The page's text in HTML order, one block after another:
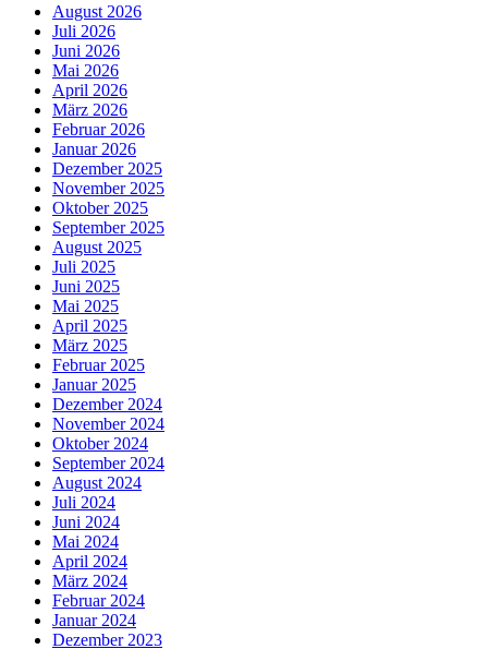
August 2026
Juli 2026
Juni 2026
Mai 2026
April 2026
März 2026
Februar 2026
Januar 2026
Dezember 2025
November 2025
Oktober 2025
September 2025
August 2025
Juli 2025
Juni 2025
Mai 2025
April 2025
März 2025
Februar 2025
Januar 2025
Dezember 2024
November 2024
Oktober 2024
September 2024
August 2024
Juli 2024
Juni 2024
Mai 2024
April 2024
März 2024
Februar 2024
Januar 2024
Dezember 2023